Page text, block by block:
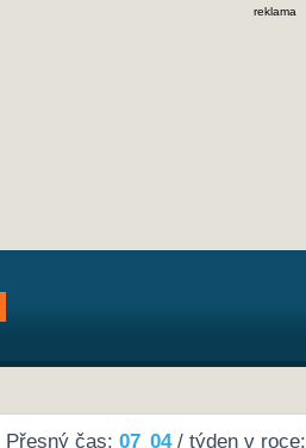
reklama
Přesný čas: 07 04/ týden v roce: